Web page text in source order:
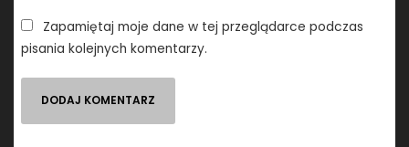
Zapamiętaj moje dane w tej przeglądarce podczas
pisania kolejnych komentarzy.